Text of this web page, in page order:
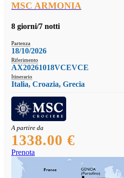
MSC ARMONIA
8 giorni/7 notti
Partenza
18/10/2026
Riferimento
AX20261018VCEVCE
Itinerario
Italia, Croazia, Grecia
A partire da
1338.00 €
Prenota